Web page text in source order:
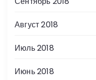
Август 2018
Июль 2018
Июнь 2018